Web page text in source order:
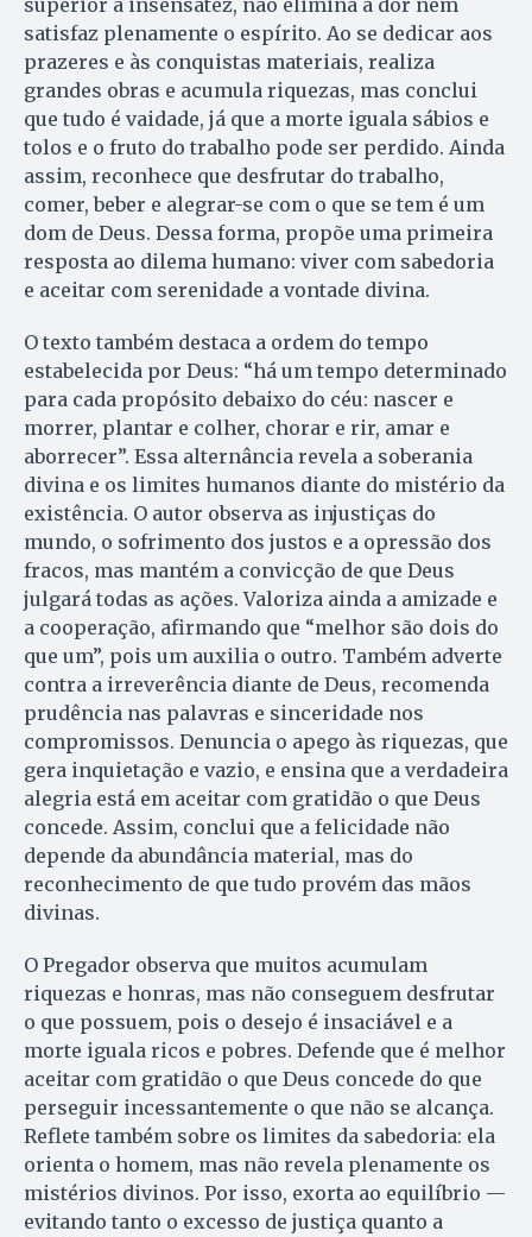
superior à insensatez, não elimina a dor nem
satisfaz plenamente o espírito. Ao se dedicar aos
prazeres e às conquistas materiais, realiza
grandes obras e acumula riquezas, mas conclui
que tudo é vaidade, já que a morte iguala sábios e
tolos e o fruto do trabalho pode ser perdido. Ainda
assim, reconhece que desfrutar do trabalho,
comer, beber e alegrar-se com o que se tem é um
dom de Deus. Dessa forma, propõe uma primeira
resposta ao dilema humano: viver com sabedoria
e aceitar com serenidade a vontade divina.
O texto também destaca a ordem do tempo
estabelecida por Deus: “há um tempo determinado
para cada propósito debaixo do céu: nascer e
morrer, plantar e colher, chorar e rir, amar e
aborrecer”. Essa alternância revela a soberania
divina e os limites humanos diante do mistério da
existência. O autor observa as injustiças do
mundo, o sofrimento dos justos e a opressão dos
fracos, mas mantém a convicção de que Deus
julgará todas as ações. Valoriza ainda a amizade e
a cooperação, afirmando que “melhor são dois do
que um”, pois um auxilia o outro. Também adverte
contra a irreverência diante de Deus, recomenda
prudência nas palavras e sinceridade nos
compromissos. Denuncia o apego às riquezas, que
gera inquietação e vazio, e ensina que a verdadeira
alegria está em aceitar com gratidão o que Deus
concede. Assim, conclui que a felicidade não
depende da abundância material, mas do
reconhecimento de que tudo provém das mãos
divinas.
O Pregador observa que muitos acumulam
riquezas e honras, mas não conseguem desfrutar
o que possuem, pois o desejo é insaciável e a
morte iguala ricos e pobres. Defende que é melhor
aceitar com gratidão o que Deus concede do que
perseguir incessantemente o que não se alcança.
Reflete também sobre os limites da sabedoria: ela
orienta o homem, mas não revela plenamente os
mistérios divinos. Por isso, exorta ao equilíbrio —
evitando tanto o excesso de justiça quanto a